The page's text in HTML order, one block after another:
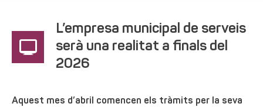
L’empresa municipal de serveis
serà una realitat a finals del
2026
Aquest mes d’abril comencen els tràmits per la seva